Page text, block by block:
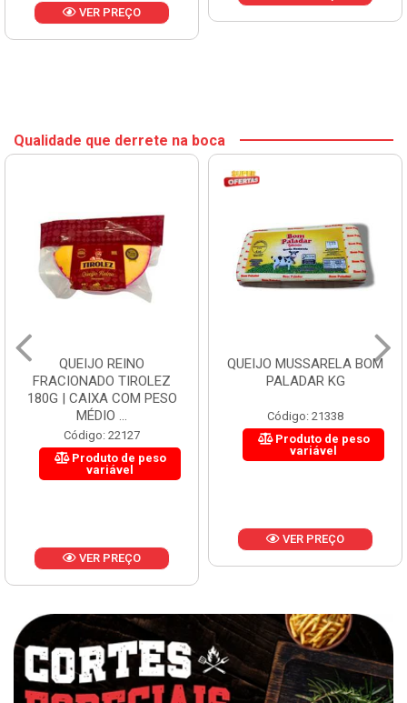
VER PREÇO
Qualidade que derrete na boca
QUEIJO REINO
FRACIONADO TIROLEZ
180G | CAIXA COM PESO
MÉDIO ...
Código: 22127
Produto de peso
variável
VER PREÇO
QUEIJO MUSSARELA BOM
PALADAR KG
Código: 21338
Produto de peso
variável
VER PREÇO